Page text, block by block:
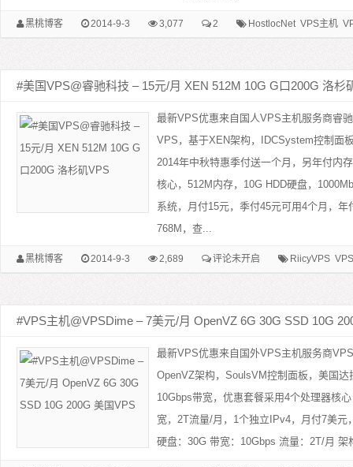
黑桃博客 2014-9-3 3,077 2 HostlocNet VPS主机
#美国VPS@睿驰科技 – 15元/月 XEN 512M 10G G口200G 洛杉
最新VPS优惠来自国人VPS主机服务商睿
VPS，基于XEN架构，IDCSystem控制面
2014年中秋特惠季付送一个月，另年付内
核心，512M内存，10G HDD硬盘，
系统，月付15元，季付45元可用4个月，
768M，查...
黑桃博客 2014-9-3 2,689 评论未开启 RiicyVPS
#VPS主机@VPSDime – 7美元/月 OpenVZ 6G 30G SSD 10G
最新VPS优惠来自国外VPS主机服务商
OpenVZ架构，SoulsVM控制面板，美国
10Gbps带宽，优惠套餐采用4个处理器核
宽，2T流量/月，1个独立IPv4，月付7美
硬盘：30G 带宽：10Gbps 流量：2T/月